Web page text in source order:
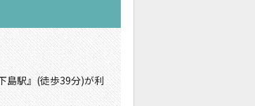
島駅』(徒歩39分)が利